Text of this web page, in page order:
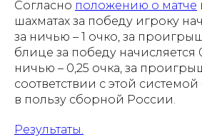
Согласно положению о матче
шахматах за победу игроку
за ничью – 1 очко, за
блице за победу начисляется
ничью – 0,25 очка, за
соответствии с этой системой
в пользу сборной России.
Результаты.